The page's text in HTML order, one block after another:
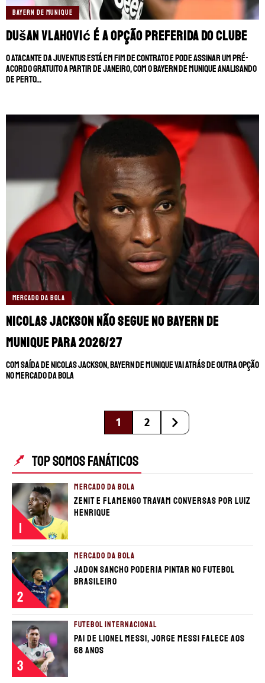
BAYERN DE MUNIQUE
Dušan Vlahović é a opção preferida do clube
O atacante da Juventus está em fim de contrato e pode assinar um pré-
acordo gratuito a partir de janeiro, com o Bayern de Munique analisando
de perto...
MERCADO DA BOLA
Nicolas Jackson não segue no Bayern de
Munique para 2026/27
Com saída de Nicolas Jackson, Bayern de Munique vai atrás de outra opção
no mercado da bola
1 2
TOP SOMOS FANÁTICOS
1
MERCADO DA BOLA
Zenit e Flamengo travam conversas por Luiz
Henrique
2
MERCADO DA BOLA
Jadon Sancho poderia pintar no futebol
brasileiro
3
FUTEBOL INTERNACIONAL
Pai de Lionel Messi, Jorge Messi falece aos
68 anos